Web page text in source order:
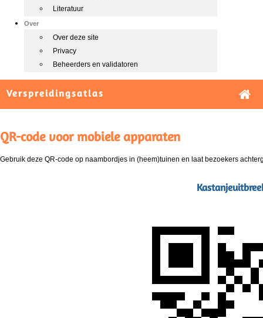
Literatuur
Over
Over deze site
Privacy
Beheerders en validatoren
Verspreidingsatlas
QR-code voor mobiele apparaten
Gebruik deze QR-code op naambordjes in (heem)tuinen en laat bezoekers